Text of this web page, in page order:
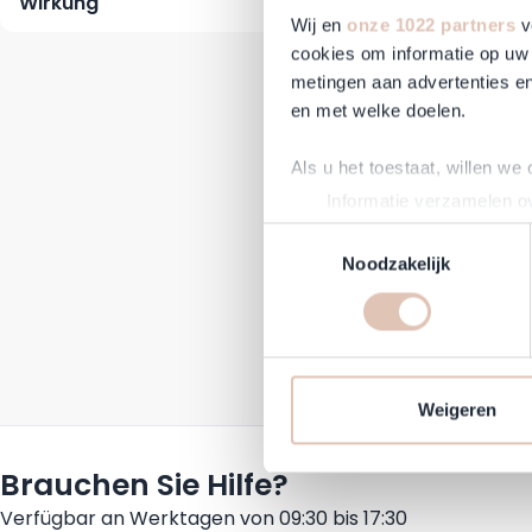
Wij en onze 1022 partners
cookies om informatie op
metingen aan advertenties
en met welke doelen.
Als u het toestaat, willen we
Informatie verzamelen
Uw apparaat
Lees meer over hoe uw
toestemming op elk
technieken). Met deze
en mogelijk ook buiten,
Noodzakelijk
Weigeren
Brauchen Sie Hilfe?
Verfügbar an Werktagen von 09:30 bis 17:30